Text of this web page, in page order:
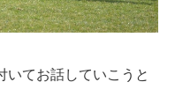
いてお話していこうと